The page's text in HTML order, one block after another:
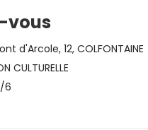
vous
d'Arcole, 12, COLFONTAINE
CULTURELLE
6